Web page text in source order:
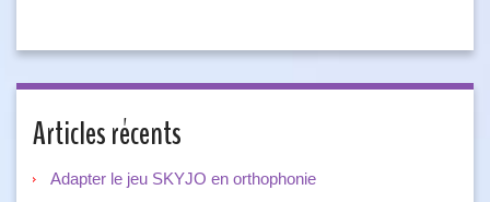
Articles récents
Adapter le jeu SKYJO en orthophonie